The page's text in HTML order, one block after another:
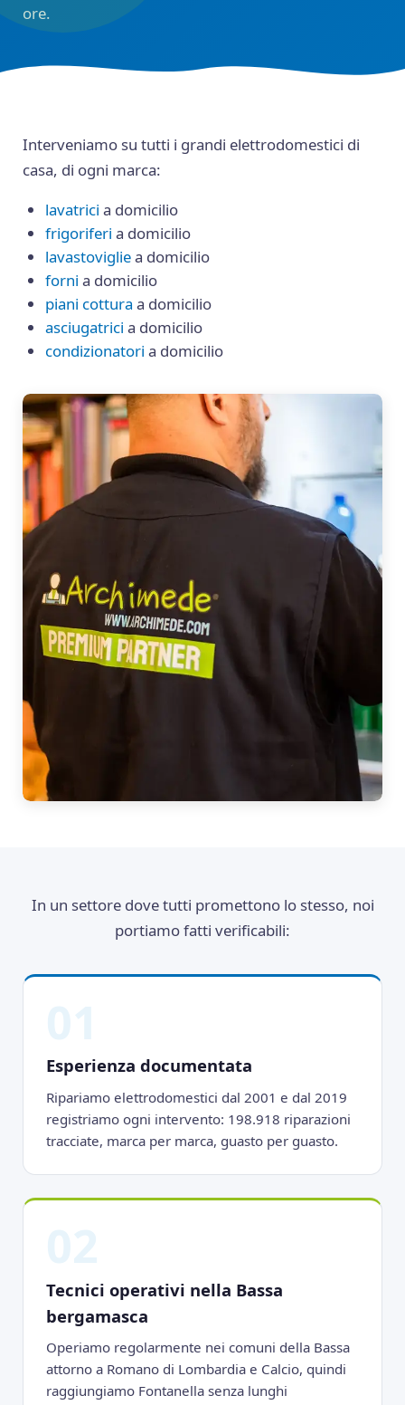
ore.
Interveniamo su tutti i grandi elettrodomestici di
casa, di ogni marca:
lavatrici a domicilio
frigoriferi a domicilio
lavastovigliea domicilio
forni a domicilio
piani cottura a domicilio
asciugatrici a domicilio
condizionatori a domicilio
In un settore dove tutti promettono lo stesso, noi
portiamo fatti verificabili:
Esperienza documentata
Ripariamo elettrodomestici dal 2001 e dal 2019
registriamo ogni intervento: 198.918 riparazioni
tracciate, marca per marca, guasto per guasto.
Tecnici operativi nella Bassa
bergamasca
Operiamo regolarmente nei comuni della Bassa
attorno a Romano di Lombardia e Calcio, quindi
raggiungiamo Fontanella senza lunghi